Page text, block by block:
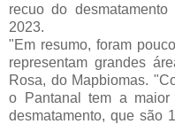
recuo do
2023.
"Em resumo, foram
representam grandes
Rosa, do Mapbiomas.
o Pantanal tem a
desmatamento, que são